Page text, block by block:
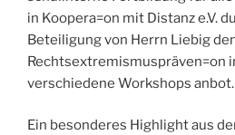
in Koopera=on mit Distanz e.V.
Beteiligung von Herrn Liebig
Rechtsextremismuspräven=on
verschiedene Workshops anbot.
Ein besonderes Highlight aus